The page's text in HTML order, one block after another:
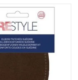
suede
bruin 881
AAN WINKELWAGEN